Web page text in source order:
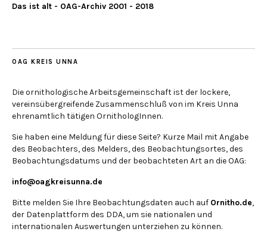
Das ist alt - OAG-Archiv 2001 - 2018
OAG KREIS UNNA
Die ornithologische Arbeitsgemeinschaft ist der lockere,
vereinsübergreifende Zusammenschluß von im Kreis Unna
ehrenamtlich tätigen OrnithologInnen.
Sie haben eine Meldung für diese Seite? Kurze Mail mit Angabe
des Beobachters, des Melders, des Beobachtungsortes, des
Beobachtungsdatums und der beobachteten Art an die OAG:
info@oagkreisunna.de
Bitte melden Sie Ihre Beobachtungsdaten auch auf Ornitho.de,
der Datenplattform des DDA, um sie nationalen und
internationalen Auswertungen unterziehen zu können.